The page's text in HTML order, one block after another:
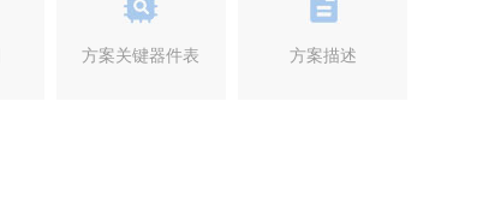
方案关键器件表 方案描述